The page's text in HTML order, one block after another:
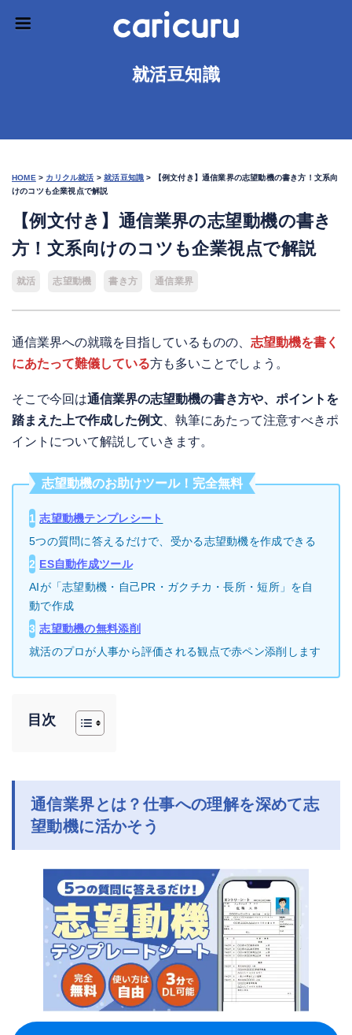
就活豆知識
HOME > カリクル就活 >就活豆知識 >
【例文付き】通信業界の志望動機の書き方！文系向
けのコツも企業視点で解説
【例文付き】通信業界の志望動機の書き
方！文系向けのコツも企業視点で解説
就活 志望動機 書き方 通信業界
通信業界への就職を目指しているものの、 志望動機を書く
にあたって難儀している方も多いことでしょう。
そこで今回は通信業界の志望動機の書き方や、ポイントを
踏まえた上で作成した例文 、執筆にあたって注意すべきポ
イントについて解説していきます。
志望動機のお助けツール！完全無料
1 志望動機テンプレシート
5つの質問に答えるだけで、受かる志望動機を作成できる
2 ES自動作成ツール
AIが「志望動機・自己PR・ガクチカ・長所・短所」を自
動で作成
3 志望動機の無料添削
就活のプロが人事から評価される観点で赤ペン添削します
目次
通信業界とは？仕事への理解を深めて志
望動機に活かそう